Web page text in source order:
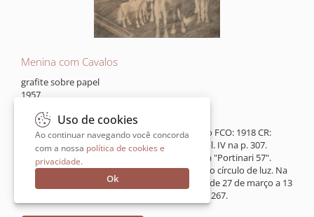
Menina com Cavalos
grafite sobre papel
1957
assinatura inf. dir.
Catalogada no Projeto Portinari sob o registro FCO: 1918 CR:
4232. Reproduzido no Raisonné do Artista, Vol. IV na p. 307.
Assinada e datada na metade inferior à direita "Portinari 57".
Participou da exposição: Candido Portinari. No círculo de luz. Na
asa do sol, com curadoria de Jacob Klintowitz de 27 de março a 13
de maio de 2023, Galeria Frente, São Paulo. p. 267.
Uso de cookies
Ao continuar navegando você concorda
com a nossa política de cookies e
privacidade.
Ok